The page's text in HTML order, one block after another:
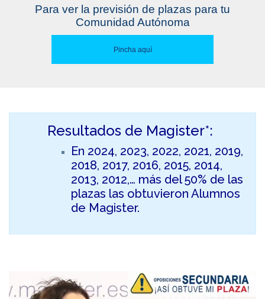
Para ver la previsión de plazas para tu
Comunidad Autónoma
Pincha aquí
Resultados de Magister*:
En 2024, 2023, 2022, 2021, 2019,
2018, 2017, 2016, 2015, 2014,
2013, 2012,… más del 50% de las
plazas las obtuvieron Alumnos
de Magister.